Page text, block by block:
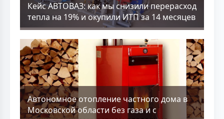
Кейс АВТОВАЗ: как мы снизили перерасход
тепла на 19% и окупили ИТП за 14 месяцев
Aвтономное отопление частного дома в
Московской области без газа и с